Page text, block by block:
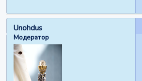
Unohdus
Модератор